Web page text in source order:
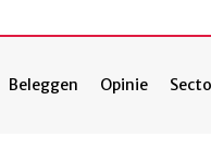
Beleggen Opinie